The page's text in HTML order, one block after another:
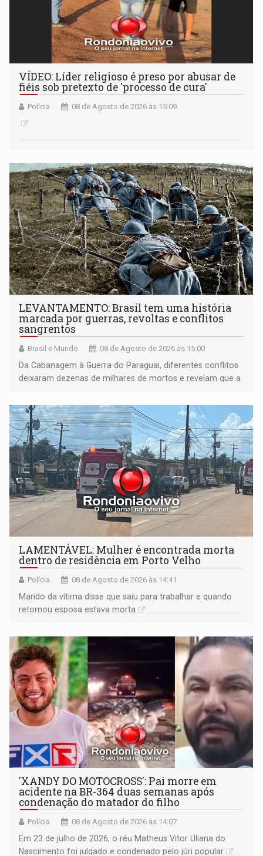
VÍDEO: Líder religioso é preso por abusar de
fiéis sob pretexto de 'processo de cura'
Polícia 08 de Agosto de 2026 às 15:09
LEVANTAMENTO: Brasil tem uma história
marcada por guerras, revoltas e conflitos
sangrentos
Brasil e Mundo 08 de Agosto de 2026 às 15:00
Da Cabanagem à Guerra do Paraguai, diferentes conflitos
deixaram dezenas de milhares de mortos e revelam que a
territoriais e sociais
LAMENTÁVEL: Mulher é encontrada morta
dentro de residência em Porto Velho
Polícia 08 de Agosto de 2026 às 14:41
Marido da vítima disse que saiu para trabalhar e quando
retornou esposa estava morta
'XANDY DO MOTOCROSS': Pai morre em
acidente na BR-364 duas semanas após
condenação do matador do filho
Polícia 08 de Agosto de 2026 às 14:07
Em 23 de julho de 2026, o réu Matheus Vitor Uliana do
Nascimento foi julgado e condenado pelo júri popular